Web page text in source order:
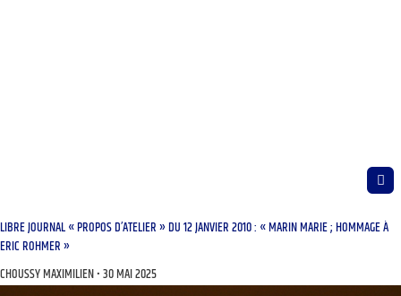
LIBRE JOURNAL « PROPOS D’ATELIER » DU 12 JANVIER 2010 : « MARIN MARIE ; HOMMAGE À
ERIC ROHMER »
CHOUSSY MAXIMILIEN 30 MAI 2025